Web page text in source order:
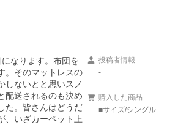
なります。布団を
。そのマットレスの
しないとと思いスノ
配送されるのも決め
た。皆さんはどうだ
、いざカーペット上
投稿者情報
-
購入した商品
■サイズ/シングル